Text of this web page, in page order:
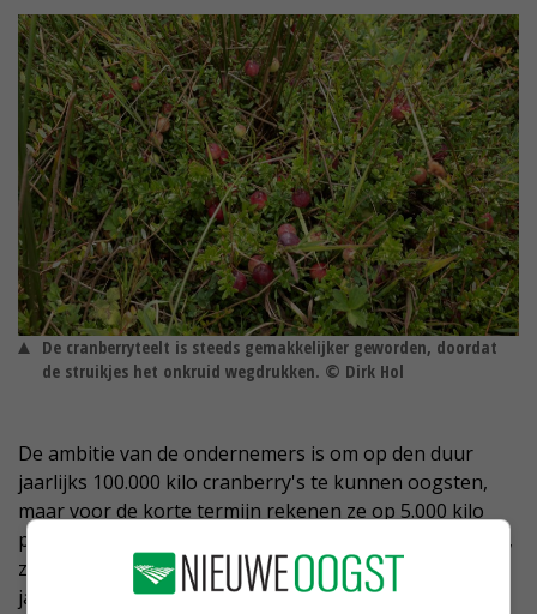
De cranberryteelt is steeds gemakkelijker geworden, doordat
de struikjes het onkruid wegdrukken. © Dirk Hol
De ambitie van de ondernemers is om op den duur
jaarlijks 100.000 kilo cranberry's te kunnen oogsten,
maar voor de korte termijn rekenen ze op 5.000 kilo
per hectare. 'Een prijs van 5 tot 8 euro per kilo is reëel',
zegt Crouwers. 'Dat betekent dat 1 hectare uiteindelijk
jaarlijks zo'n 25.000 euro opbrengt.'